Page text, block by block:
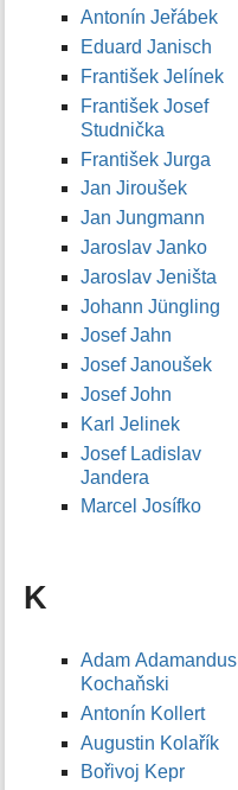
Antonín Jeřábek
Eduard Janisch
František Jelínek
František Josef
Studnička
František Jurga
Jan Jiroušek
Jan Jungmann
Jaroslav Janko
Jaroslav Jeništa
Johann Jüngling
Josef Jahn
Josef Janoušek
Josef John
Karl Jelinek
Josef Ladislav
Jandera
Marcel Josífko
K
Adam Adamandus
Kochaňski
Antonín Kollert
Augustin Kolařík
Bořivoj Kepr